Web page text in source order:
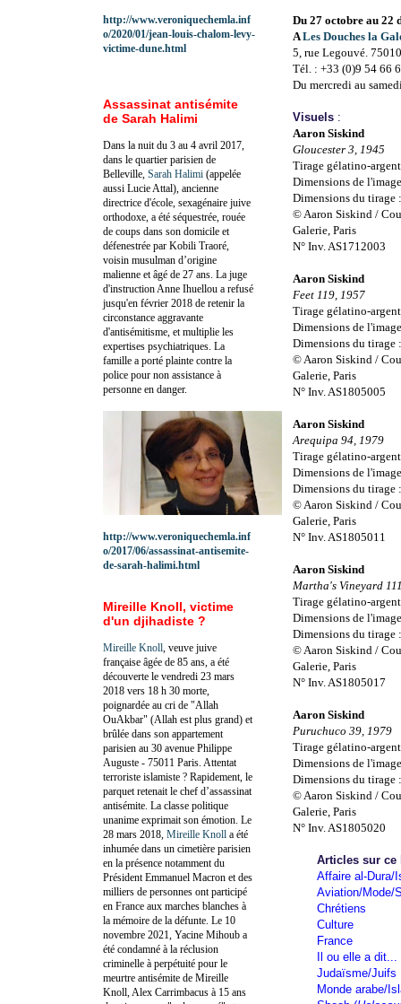
Du 27 octobre au 22
ALes Douches la
5, rue Legouvé.
Tél. : +33 (0)9 54 66
Du mercredi au
Visuels :
Aaron Siskind
Gloucester 3, 1945
Tirage gélatino-
Dimensions de
Dimensions du tirage
© Aaron Siskind /
Galerie, Paris
N° Inv. AS1712003
Aaron Siskind
Feet 119, 1957
Tirage gélatino-
Dimensions de
Dimensions du tirage
© Aaron Siskind /
Galerie, Paris
N° Inv. AS1805005
Aaron Siskind
Arequipa 94, 1979
Tirage gélatino-
Dimensions de
Dimensions du tirage
© Aaron Siskind /
Galerie, Paris
N° Inv. AS1805011
Aaron Siskind
Martha's Vineyard
Tirage gélatino-
Dimensions de
Dimensions du tirage
© Aaron Siskind /
Galerie, Paris
N° Inv. AS1805017
Aaron Siskind
Puruchuco 39, 1979
Tirage gélatino-
Dimensions de
Dimensions du tirage
© Aaron Siskind /
Galerie, Paris
N° Inv. AS1805020
Articles sur ce
Affaire al-Dura/
Aviation/Mode/
Chrétiens
Culture
France
Il ou elle a dit...
Judaïsme/Juifs
Monde arabe/
http://www.veroniquechemla.inf
o/2020/01/jean-louis-chalom-levy-
victime-dune.html
Assassinat antisémite
de Sarah Halimi
Dans la nuit du 3 au 4 avril 2017,
dans le quartier parisien de
Belleville, Sarah Halimi (appelée
aussi Lucie Attal), ancienne
directrice d'école, sexagénaire juive
orthodoxe, a été séquestrée, rouée
de coups dans son domicile et
défenestrée par Kobili Traoré,
voisin musulman d’origine
malienne et âgé de 27 ans. La juge
d'instruction Anne Ihuellou a refusé
jusqu'en février 2018 de retenir la
circonstance aggravante
d'antisémitisme, et multiplie les
expertises psychiatriques. La
famille a porté plainte contre la
police pour non assistance à
personne en danger.
http://www.veroniquechemla.inf
o/2017/06/assassinat-antisemite-
de-sarah-halimi.html
Mireille Knoll, victime
d'un djihadiste ?
Mireille Knoll , veuve juive
française âgée de 85 ans, a été
découverte le vendredi 23 mars
2018 vers 18 h 30 morte,
poignardée au cri de "Allah
OuAkbar" (Allah est plus grand) et
brûlée dans son appartement
parisien au 30 avenue Philippe
Auguste - 75011 Paris. Attentat
terroriste islamiste ? Rapidement, le
parquet retenait le chef d’assassinat
antisémite. La classe politique
unanime exprimait son émotion. Le
28 mars 2018, Mireille Knoll a été
inhumée dans un cimetière parisien
en la présence notamment du
Président Emmanuel Macron et des
milliers de personnes ont participé
en France aux marches blanches à
la mémoire de la défunte. Le 10
novembre 2021, Yacine Mihoub a
été condamné à la réclusion
criminelle à perpétuité pour le
meurtre antisémite de Mireille
Knoll, Alex Carrimbacus à 15 ans